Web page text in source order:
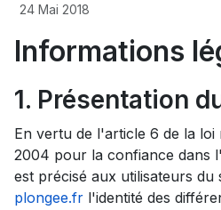
24 Mai 2018
Informations
1. Présentation
En vertu de l'article 6 de la loi
2004 pour la confiance dans
est précisé aux utilisateurs du
plongee.fr l'identité des